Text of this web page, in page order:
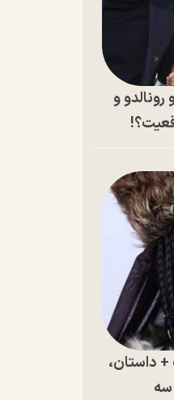
رونالدو و
+ داستان،
سه